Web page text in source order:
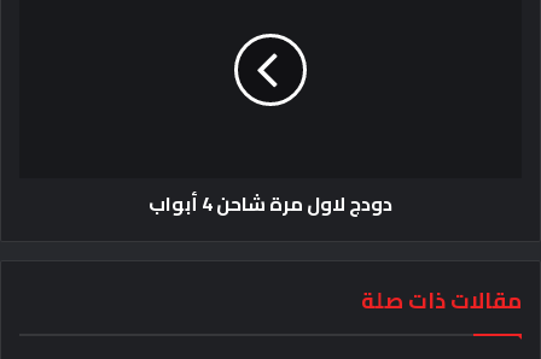
دودج لاول مرة شاحن 4 أبواب
مقالات ذات صلة